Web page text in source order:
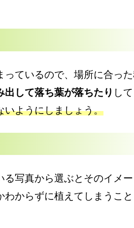
ているので、場所に合っ
して落ち葉が落ちたり し
いようにしましょう。
写真から選ぶとそのイメ
からずに植えてしまうこ